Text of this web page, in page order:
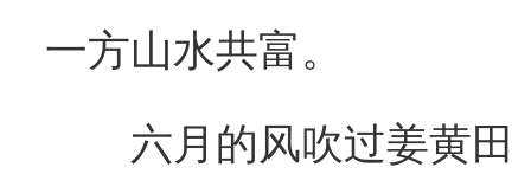
一方山水共富。
六月的风吹过姜黄